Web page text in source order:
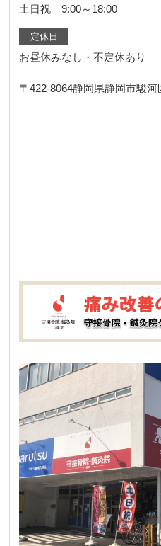
土日祝 9:00～18:00
定休日
お昼休みなし・不定休あり
〒422-8064静岡県静岡市駿河